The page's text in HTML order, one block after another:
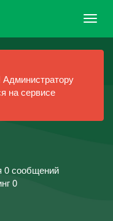
на сервисе
0 сообщений
0